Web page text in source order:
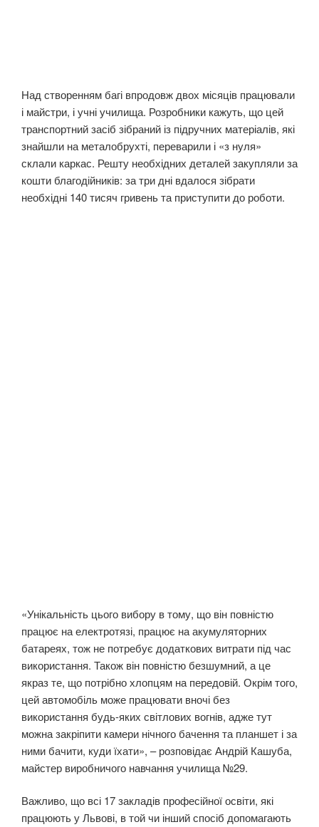
Над створенням багі впродовж двох місяців працювали
і майстри, і учні училища. Розробники кажуть, що цей
транспортний засіб зібраний із підручних матеріалів, які
знайшли на металобрухті, переварили і «з нуля»
склали каркас. Решту необхідних деталей закупляли за
кошти благодійників: за три дні вдалося зібрати
необхідні 140 тисяч гривень та приступити до роботи.
«Унікальність цього вибору в тому, що він повністю
працює на електротязі, працює на акумуляторних
батареях, тож не потребує додаткових витрати під час
використання. Також він повністю безшумний, а це
якраз те, що потрібно хлопцям на передовій. Окрім того,
цей автомобіль може працювати вночі без
використання будь-яких світлових вогнів, адже тут
можна закріпити камери нічного бачення та планшет і за
ними бачити, куди їхати», – розповідає Андрій Кашуба,
майстер виробничого навчання училища №29.
Важливо, що всі 17 закладів професійної освіти, які
працюють у Львові, в той чи інший спосіб допомагають